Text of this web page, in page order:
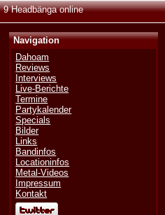
9 Headbänga online
Navigation
Dahoam
Reviews
Interviews
Live-Berichte
Termine
Partykalender
Specials
Bilder
Links
Bandinfos
Locationinfos
Metal-Videos
Impressum
Kontakt